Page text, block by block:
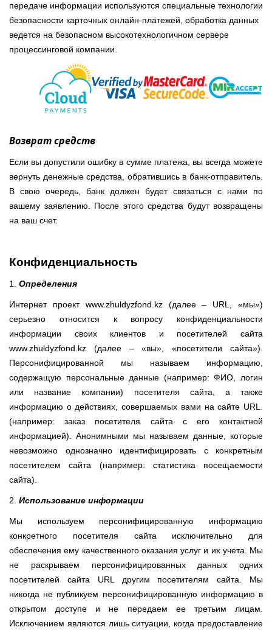
передаче информации используются специальные технологии
безопасности карточных онлайн-платежей, обработка данных
ведется на безопасном высокотехнологичном сервере
процессинговой компании.
Возврат средств
Если вы допустили ошибку в сумме платежа, вы всегда можете
вернуть денежные средства, обратившись в банк-отправитель.
В свою очередь, банк должен будет связаться с нами по
вашему заявлению. После этого средства будут возвращены
на ваш счет.
Конфиденциальность
1. Определения
Интернет проект www.zhuldyzfond.kz (далее – URL, «мы»)
серьезно относится к вопросу конфиденциальности
информации своих клиентов и посетителей сайта
www.zhuldyzfond.kz (далее – «вы», «посетители сайта»).
Персонифицированной мы называем информацию,
содержащую персональные данные (например: ФИО, логин
или название компании) посетителя сайта, а также
информацию о действиях, совершаемых вами на сайте URL.
(например: заказ посетителя сайта с его контактной
информацией). Анонимными мы называем данные, которые
невозможно однозначно идентифицировать с конкретным
посетителем сайта (например: статистика посещаемости
сайта).
2. Использование информации
Мы используем персонифицированную информацию
конкретного посетителя сайта исключительно для
обеспечения ему качественного оказания услуг и их учета. Мы
не раскрываем персонифицированных данных одних
посетителей сайта URL другим посетителям сайта. Мы
никогда не публикуем персонифицированную информацию в
открытом доступе и не передаем ее третьим лицам.
Исключением являются лишь ситуации, когда предоставление